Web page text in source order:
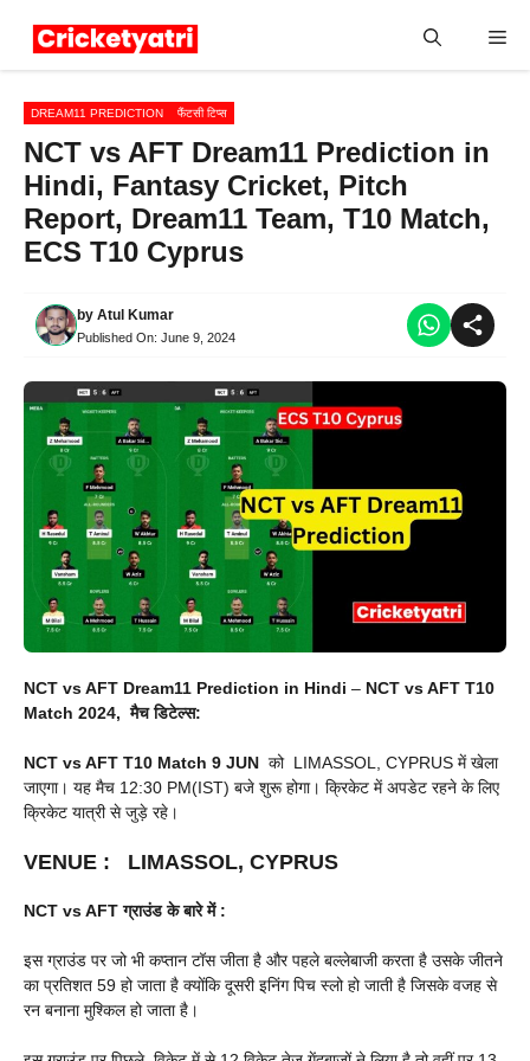
DREAM11 PREDICTION फैंटसी टिप्स
NCT vs AFT Dream11 Prediction in
Hindi, Fantasy Cricket, Pitch
Report, Dream11 Team, T10 Match,
ECS T10 Cyprus
by Atul Kumar
Published On: June 9, 2024
NCT vs AFT Dream11 Prediction in Hindi – NCT vs AFT T10
Match 2024, मैच डिटेल्स:
NCT vs AFT T10 Match 9 JUN को LIMASSOL, CYPRUS में खेला
जाएगा। यह मैच 12:30 PM(IST) बजे शुरू होगा। क्रिकेट में अपडेट रहने के लिए
क्रिकेट यात्री से जुड़े रहे।
VENUE : LIMASSOL, CYPRUS
NCT vs AFTग्राउंड के बारे में :
इस ग्राउंड पर जो भी कप्तान टॉस जीता है और पहले बल्लेबाजी करता है उसके जीतने
का प्रतिशत 59 हो जाता है क्योंकि दूसरी इनिंग पिच स्लो हो जाती है जिसके वजह से
रन बनाना मुश्किल हो जाता है।